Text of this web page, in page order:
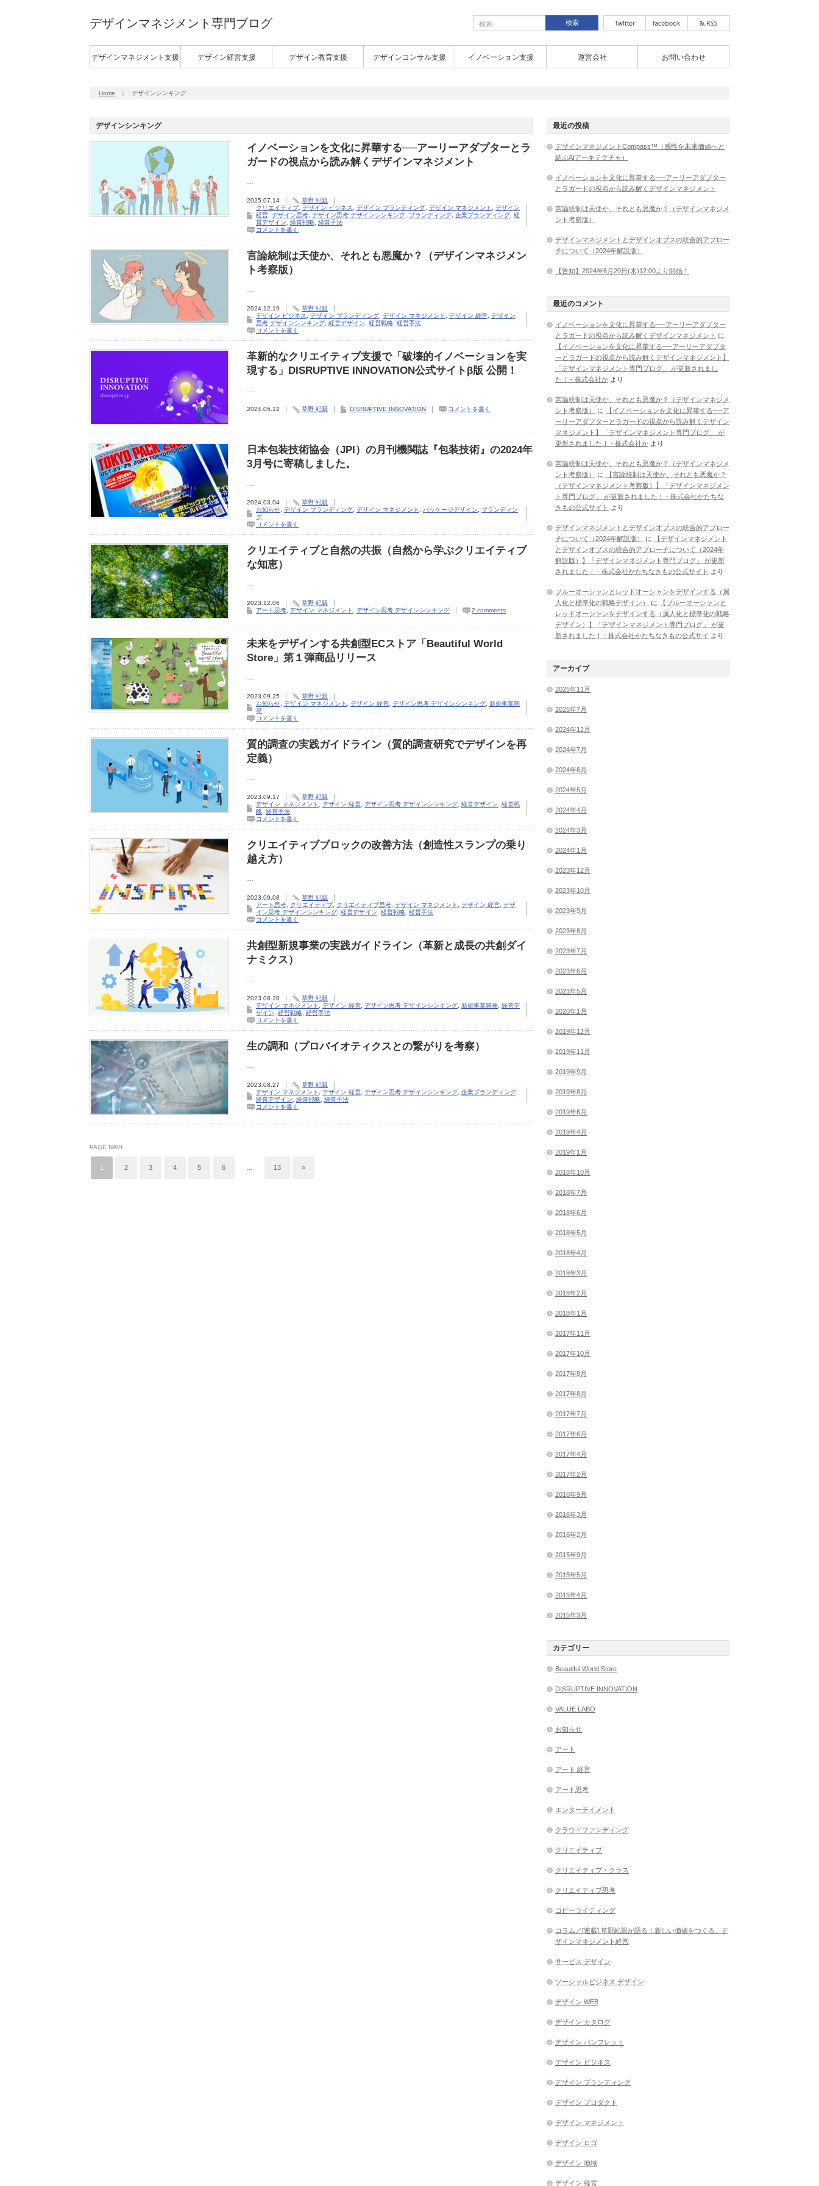
デザインマネジメント専門ブログ
デザインマネジメント支援 デザイン経営支援 デザイン教育支援 デザインコンサル支援 イノベーション支援 運営会社 お問い合わせ
Home デザインシンキング
デザインシンキング
イノベーションを文化に昇華する──アーリーアダプターとラ
ガードの視点から読み解くデザインマネジメント
2025.07.14
草野 紀親
クリエイティブ デザイン ビジネス デザイン ブランディング デザイン マネジメント
デザイン
経営 デザイン思考 デザイン思考 デザインシンキング ブランディング 企業ブランディング 経
営デザイン
経営戦略 経営手法
コメントを書く
言論統制は天使か、それとも悪魔か？（デザインマネジメン
ト考察版）
2024.12.19
草野 紀親
デザイン ビジネス
デザイン ブランディング デザイン マネジメント デザイン 経営 デザイン
思考 デザインシンキング 経営デザイン 経営戦略 経営手法
コメントを書く
革新的なクリエイティブ支援で「破壊的イノベーションを実
現する」DISRUPTIVE INNOVATION公式サイトβ版 公開！
2024.05.12 草野 紀親 DISRUPTIVE INNOVATION コメントを書く
日本包装技術協会（JPI）の月刊機関誌『包装技術』の2024年
3月号に寄稿しました。
2024.03.04
草野 紀親
お知らせ デザイン ブランディング デザイン マネジメント パッケージデザイン
ブランディン
グ
コメントを書く
クリエイティブと自然の共振（自然から学ぶクリエイティブ
な知恵）
2023.12.06
草野 紀親
アート思考 デザイン マネジメント デザイン思考 デザインシンキング 2 comments
未来をデザインする共創型ECストア「Beautiful World
Store」第１弾商品リリース
2023.09.25
草野 紀親
お知らせ デザイン マネジメント デザイン 経営 デザイン思考 デザインシンキング 新規事業開
発
コメントを書く
質的調査の実践ガイドライン（質的調査研究でデザインを再
定義）
2023.09.17
草野 紀親
デザイン マネジメント
デザイン 経営 デザイン思考 デザインシンキング 経営デザイン
経営戦
略 経営手法
コメントを書く
クリエイティブブロックの改善方法（創造性スランプの乗り
越え方）
2023.09.08
草野 紀親
アート思考
クリエイティブ クリエイティブ思考 デザイン マネジメント デザイン 経営 デザ
イン思考 デザインシンキング 経営デザイン 経営戦略 経営手法
コメントを書く
共創型新規事業の実践ガイドライン（革新と成長の共創ダイ
ナミクス）
2023.08.28
草野 紀親
デザイン マネジメント
デザイン 経営 デザイン思考 デザインシンキング 新規事業開発 経営デ
ザイン
経営戦略 経営手法
コメントを書く
生の調和（プロバイオティクスとの繋がりを考察）
2023.08.27
草野 紀親
デザイン マネジメント
デザイン 経営 デザイン思考 デザインシンキング 企業ブランディング
経営デザイン
経営戦略 経営手法
コメントを書く
PAGE NAVI
1 2 3 4 5 6 13 »
最近の投稿
デザインマネジメントCompass™（感性を未来価値へと
結ぶAIアーキテクチャ）
イノベーションを文化に昇華する──アーリーアダプター
とラガードの視点から読み解くデザインマネジメント
言論統制は天使か、それとも悪魔か？（デザインマネジメ
ント考察版）
デザインマネジメントとデザインオプスの統合的アプロー
チについて（2024年解説版）
【告知】2024年6月20日(木)12:00より開始！
最近のコメント
イノベーションを文化に昇華する──アーリーアダプター
とラガードの視点から読み解くデザインマネジメント に
【イノベーションを文化に昇華する──アーリーアダプタ
ーとラガードの視点から読み解くデザインマネジメント】
「デザインマネジメント専門ブログ」 が更新されまし
た！ - 株式会社か より
言論統制は天使か、それとも悪魔か？（デザインマネジメ
ント考察版）
に
【イノベーションを文化に昇華する──ア
ーリーアダプターとラガードの視点から読み解くデザイン
マネジメント】「デザインマネジメント専門ブログ」 が
更新されました！ - 株式会社か より
言論統制は天使か、それとも悪魔か？（デザインマネジメ
ント考察版）
に
【言論統制は天使か、それとも悪魔か？
（デザインマネジメント考察版）】「デザインマネジメン
ト専門ブログ」 が更新されました！ - 株式会社かたちな
きもの公式サイト
より
デザインマネジメントとデザインオプスの統合的アプロー
チについて（2024年解説版）
に
【デザインマネジメント
とデザインオプスの統合的アプローチについて（2024年
解説版）】「デザインマネジメント専門ブログ」 が更新
されました！ - 株式会社かたちなきもの公式サイト
より
ブルーオーシャンとレッドオーシャンをデザインする（属
人化と標準化の戦略デザイン）
に
【ブルーオーシャンと
レッドオーシャンをデザインする（属人化と標準化の戦略
デザイン）】「デザインマネジメント専門ブログ」 が更
新されました！ - 株式会社かたちなきもの公式サイ より
アーカイブ
2025年11月
2025年7月
2024年12月
2024年7月
2024年6月
2024年5月
2024年4月
2024年3月
2024年1月
2023年12月
2023年10月
2023年9月
2023年8月
2023年7月
2023年6月
2023年5月
2020年1月
2019年12月
2019年11月
2019年9月
2019年8月
2019年6月
2019年4月
2019年1月
2018年10月
2018年7月
2018年6月
2018年5月
2018年4月
2018年3月
2018年2月
2018年1月
2017年11月
2017年10月
2017年9月
2017年8月
2017年7月
2017年6月
2017年4月
2017年2月
2016年9月
2016年3月
2016年2月
2015年9月
2015年5月
2015年4月
2015年3月
カテゴリー
Beautiful World Store
DISRUPTIVE INNOVATION
VALUE LABO
お知らせ
アート
アート 経営
アート思考
エンターテイメント
クラウドファンディング
クリエイティブ
クリエイティブ・クラス
クリエイティブ思考
コピーライティング
コラム／[連載] 草野紀親が語る！新しい価値をつくる、デ
ザインマネジメント経営
サービス デザイン
ソーシャルビジネス デザイン
デザイン WEB
デザイン カタログ
デザイン パンフレット
デザイン ビジネス
デザイン ブランディング
デザイン プロダクト
デザイン マネジメント
デザイン ロゴ
デザイン 地域
デザイン 経営